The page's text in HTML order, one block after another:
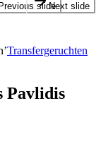
Transfergeruchten
Pavlidis
Previous slideNext slide